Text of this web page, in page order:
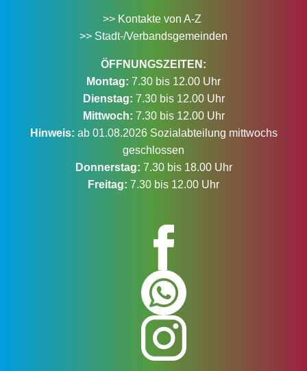
>> Kontakte von A-Z
>> Stadt-/Verbandsgemeinden
ÖFFNUNGSZEITEN:
Montag: 7.30 bis 12.00 Uhr
Dienstag: 7.30 bis 12.00 Uhr
Mittwoch: 7.30 bis 12.00 Uhr
Hinweis: ab 01.08.2026 Sozialabteilung mittwochs
geschlossen
Donnerstag: 7.30 bis 18.00 Uhr
Freitag: 7.30 bis 12.00 Uhr